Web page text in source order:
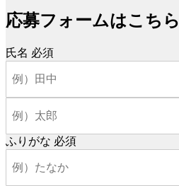
応募フォームはこちら
氏名 必須
ふりがな 必須